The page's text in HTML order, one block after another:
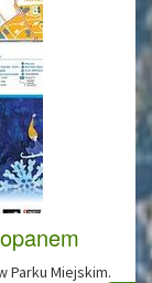
Parku Miejskim.